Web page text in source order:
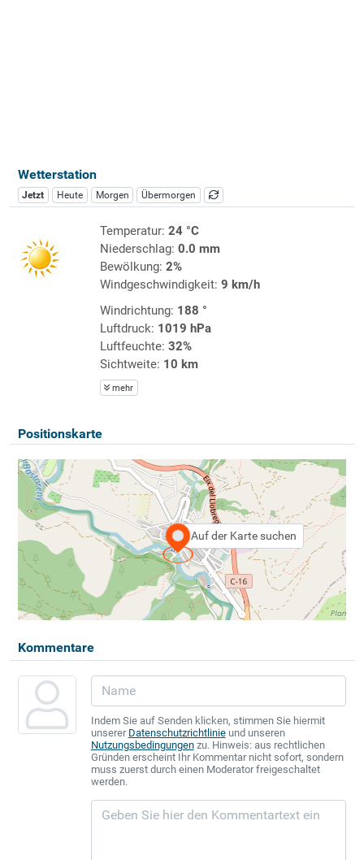
Wetterstation
Jetzt Heute Morgen Übermorgen
Temperatur: 24 °C
Niederschlag: 0.0 mm
Bewölkung: 2%
Windgeschwindigkeit: 9 km/h
Windrichtung: 188 °
Luftdruck: 1019 hPa
Luftfeuchte: 32%
Sichtweite: 10 km
mehr
Positionskarte
Auf der Karte suchen
Kommentare
Indem Sie auf Senden klicken, stimmen Sie hiermit
unserer Datenschutzrichtlinieund unseren
Nutzungsbedingungenzu. Hinweis: aus rechtlichen
Gründen erscheint Ihr Kommentar nicht sofort, sondern
muss zuerst durch einen Moderator freigeschaltet
werden.